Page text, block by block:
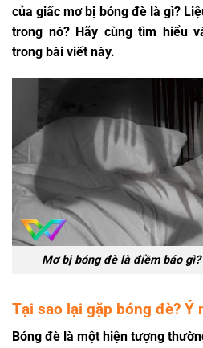
của giấc mơ bị bóng đè là gì?
trong nó? Hãy cùng tìm hiểu
trong bài viết này.
Mơ bị bóng đè là điềm báo
Tại sao lại gặp bóng đè? Ý
Bóng đè là một hiện tượng